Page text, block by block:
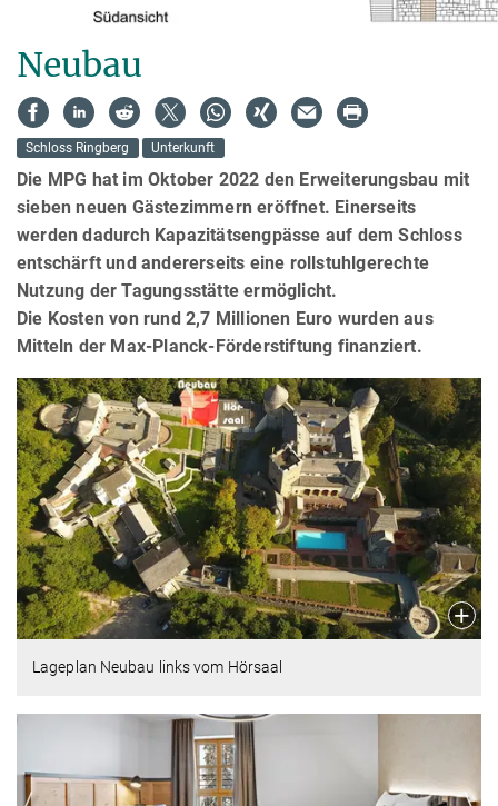
Neubau
Schloss Ringberg Unterkunft
Die MPG hat im Oktober 2022 den Erweiterungsbau mit
sieben neuen Gästezimmern eröffnet. Einerseits
werden dadurch Kapazitätsengpässe auf dem Schloss
entschärft und andererseits eine rollstuhlgerechte
Nutzung der Tagungsstätte ermöglicht.
Die Kosten von rund 2,7 Millionen Euro wurden aus
Mitteln der Max-Planck-Förderstiftung finanziert.
Lageplan Neubau links vom Hörsaal